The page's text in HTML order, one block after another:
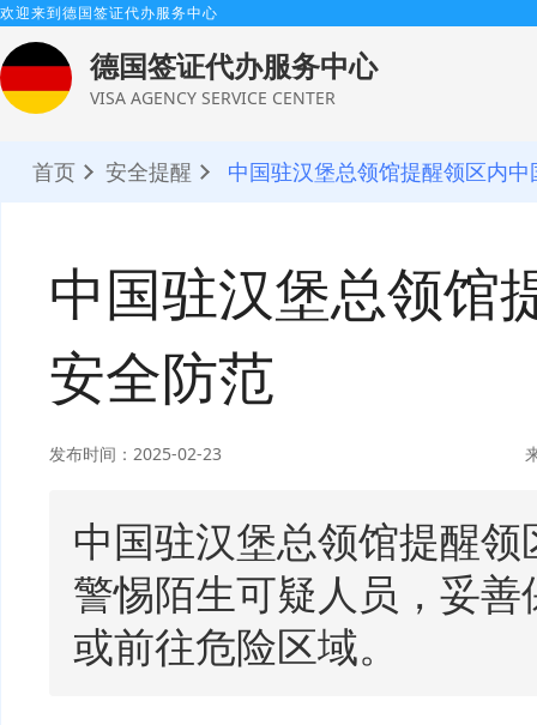
欢迎来到德国签证代办服务中心
德国签证代办服务中心
VISA AGENCY SERVICE CENTER
首页 安全提醒 中国驻汉堡总领馆提醒领区内
中国驻汉堡总领馆
安全防范
发布时间：2025-02-23
中国驻汉堡总领馆提醒
警惕陌生可疑人员，妥
或前往危险区域。